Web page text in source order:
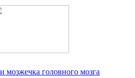
мозжечка головного мозга